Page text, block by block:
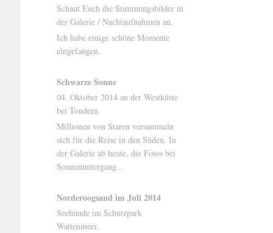
Schaut Euch die Stimmungsbilder in
der Galerie / Nachtaufnahmen an.
Ich habe einige schöne Momente
eingefangen.
Schwarze Sonne
04. Oktober 2014 an der Westküste
bei Tondern.
Millionen von Staren versammeln
sich für die Reise in den Süden. In
der Galerie ab heute, die Fotos bei
Sonnenuntergang...
Norderoogsand im Juli 2014
Seehunde im Schutzpark
Wattenmeer.